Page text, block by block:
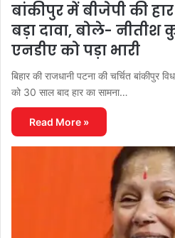
बांकीपुर में बीजेपी की
बड़ा दावा, बोले- नीतीश
एनडीए को पड़ा भारी
बिहार की राजधानी पटना की चर्चित बांकीपुर
को 30 साल बाद हार का सामना…
Read More »